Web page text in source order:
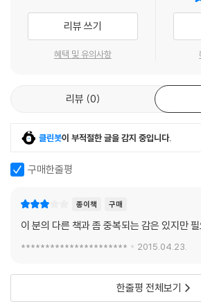
CIE의 1931년 색채 측정 체계
CIE 1931색체계
CIE의 1976년 색채 측정 체계
NCS 색체계의 이해
NCS의 표기 방법
7 색체계의 응용
현색계들의 비교
NCS, 먼셀, DIN, CIELAB, CIELUV 색체계
색체계의 특장점 비교
PCCS
그대로 사용한 전문 용어가 우리말 속에 여전히
둘째, 단어의 의미에 치우쳐 쓸데없이 어렵게만
재정의하였다. 이 정리를 위하여 보다 실질적이
해 남겨 놓았다. 예를 들어 표준 광원의 경우 이
E광원이나 FMC-2, CMC(1:c) 같은 색차식은
이지신할 수 있도록 하였다.
셋째, 색채의 중요한 정보가 되는 도판을 새롭게
알게 된 내용을 독자와도 공유하고자 도판을 새
기존 책에서 아쉬웠던 부분들을 보완하고 정리
박연선 (홍익대학교 색채디자인연구센터장 교
리뷰 쓰기
혜택 및 유의사항
리뷰 0
클린봇이 부적절한 글을 감지 중입니다.
구매한줄평
종이책 구매
이 분의 다른 책과 좀 중복되는 감은 있지만
********************** 2015.04.23.
한줄평 전체보기